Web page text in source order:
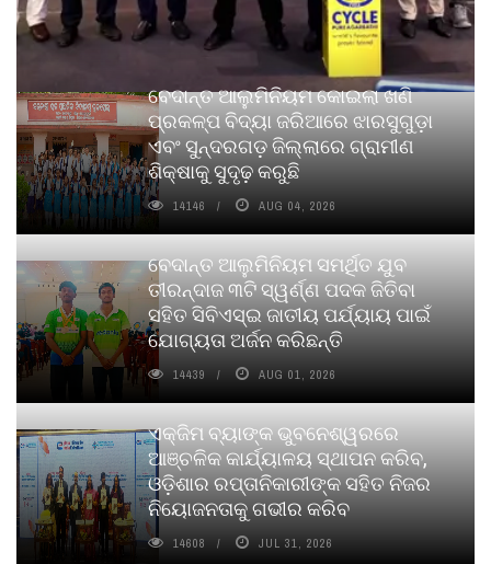
ବେଦାନ୍ତ ଆଲୁମିନିୟମ କୋଇଲା ଖଣି
ପ୍ରକଳ୍ପ ବିଦ୍ୟା ଜରିଆରେ ଝାରସୁଗୁଡ଼ା
ଏବଂ ସୁନ୍ଦରଗଡ଼ ଜିଲ୍ଲାରେ ଗ୍ରାମୀଣ
ଶିକ୍ଷାକୁ ସୁଦୃଢ଼ କରୁଛି
14146 AUG 04, 2026
ବେଦାନ୍ତ ଆଲୁମିନିୟମ ସମର୍ଥିତ ଯୁବ
ତୀରନ୍ଦାଜ ୩ଟି ସ୍ୱର୍ଣ୍ଣ ପଦକ ଜିତିବା
ସହିତ ସିବିଏସ୍ଇ ଜାତୀୟ ପର୍ଯ୍ୟାୟ ପାଇଁ
ଯୋଗ୍ୟତା ଅର୍ଜନ କରିଛନ୍ତି
14439 AUG 01, 2026
ଏକ୍ଜିମ ବ୍ୟାଙ୍କ ଭୁବନେଶ୍ୱରରେ
ଆଞ୍ଚଳିକ କାର୍ଯ୍ୟାଳୟ ସ୍ଥାପନ କରିବ,
ଓଡ଼ିଶାର ରପ୍ତାନିକାରୀଙ୍କ ସହିତ ନିଜର
ନିୟୋଜନତାକୁ ଗଭୀର କରିବ
14608 JUL 31, 2026